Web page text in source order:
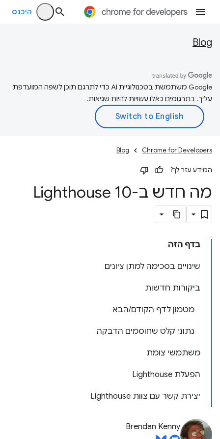
היכנס
Blog
‫Google משתמשת בטכנולוגיית AI כדי לתרגם תוכן לשפה המועדפת
עליך. בתרגומים כאלו עשויות להיות שגיאות.
Chrome for Developers
Blog
המידע עזר לך?
מה חדש ב-Lighthouse 10
בדף הזה
שינויים בסכימה למתן ציונים
ביקורות חדשות
מטמון לדף הקודם/הבא
נתוני קלט שחוסמים הדבקה
משתמשי צומת
הפעלת Lighthouse
יצירת קשר עם צוות Lighthouse
Brendan Kenny